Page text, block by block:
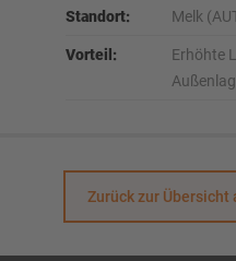
Standort: Melk
Vorteil:
Erhöhte
Zurück zur